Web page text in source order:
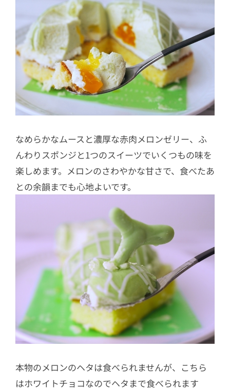
なめらかなムースと濃厚な赤肉メロンゼリー、ふ
んわりスポンジと1つのスイーツでいくつもの味を
楽しめます。メロンのさわやかな甘さで、食べたあ
との余韻までも心地よいです。
本物のメロンのヘタは食べられませんが、こちら
はホワイトチョコなのでヘタまで食べられます